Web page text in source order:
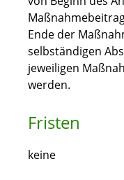
Ende der
selbständigen
jeweiligen
werden.
Fristen
keine